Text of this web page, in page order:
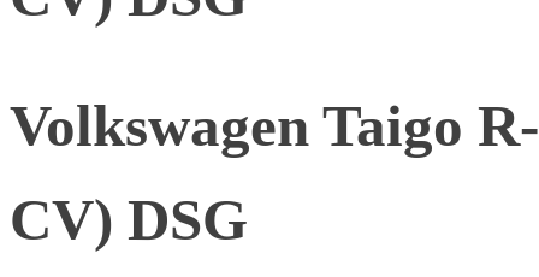
Volkswagen Taigo
CV) DSG